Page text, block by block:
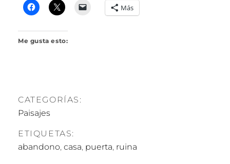
R
I
Más
Me gusta esto:
CATEGORÍAS:
Paisajes
ETIQUETAS:
abandono, casa, puerta, ruina